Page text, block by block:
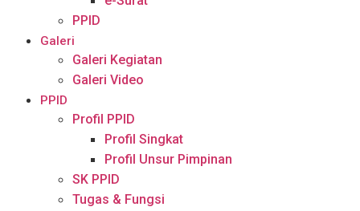
PPID
Galeri
Galeri Kegiatan
Galeri Video
PPID
Profil PPID
Profil Singkat
Profil Unsur Pimpinan
SK PPID
Tugas & Fungsi